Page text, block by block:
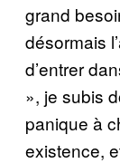
grand
désormais
d’entrer
», je subis
panique à
existence,